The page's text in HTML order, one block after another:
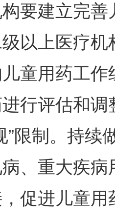
建立完善
以上医疗
童用药工
行评估和
”限制。持
、重大疾
促进儿童